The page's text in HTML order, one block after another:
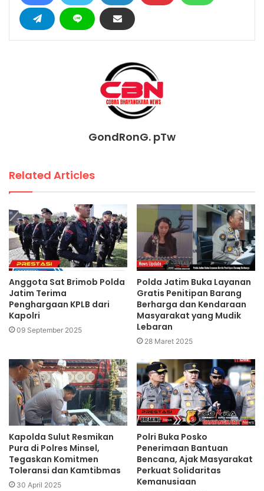
GondRonG. pTw
Related Articles
Anggota Sat Brimob Polda
Jatim Terima
Penghargaan KPLB dari
Kapolri
09 September 2025
Polda Jatim Buka Layanan
Gratis Penitipan Barang
Berharga dan Kendaraan
Masyarakat yang Mudik
Lebaran
28 Maret 2025
Kapolda Sulut Resmikan
Pura di Polres Minsel,
Tegaskan Komitmen
Toleransi dan Kamtibmas
30 April 2025
Polri Buka Posko
Penerimaan Bantuan
Bencana, Ajak Masyarakat
Perkuat Solidaritas
Kemanusiaan